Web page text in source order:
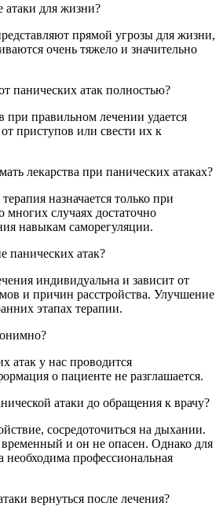
для жизни?
прямой угрозы для жизни,
очень тяжело и значительно
панических атак полностью?
при правильном лечении удается
приступов или свести их к
лекарства при панических атаках?
назначается только при
случаях достаточно
навыкам саморегуляции.
панических атак?
индивидуальна и зависит от
и причин расстройства. Улучшение
этапах терапии.
атак у нас проводится
о пациенте не разглашается.
атаки до обращения к врачу?
сосредоточиться на дыхании.
и он не опасен. Однако для
необходима профессиональная
вернуться после лечения?